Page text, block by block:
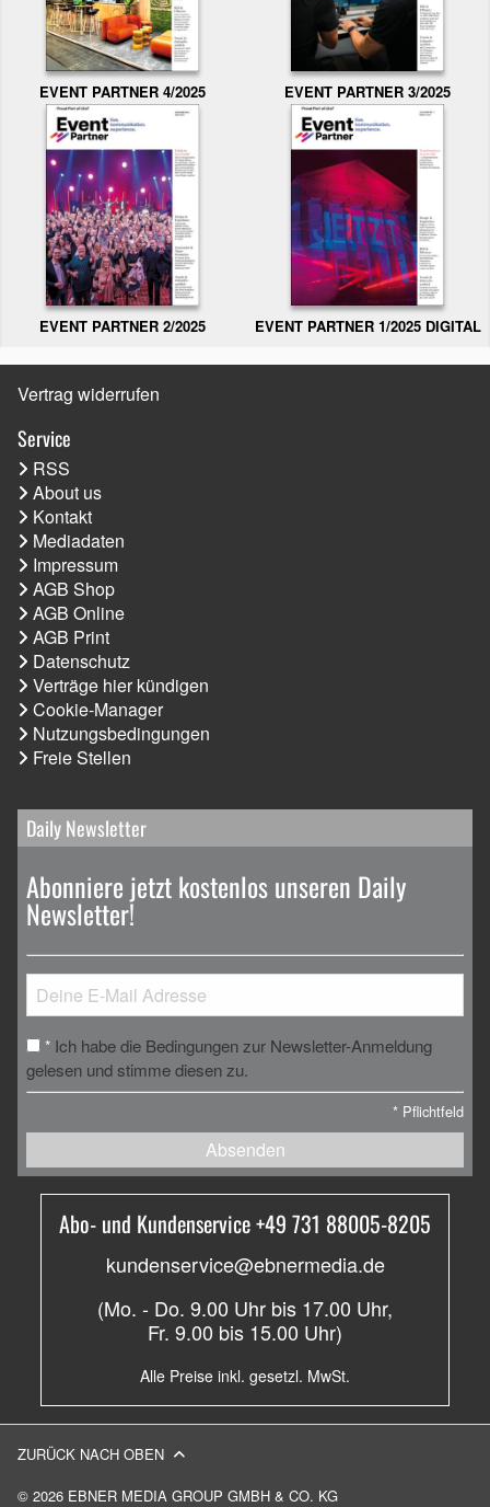
EVENT PARTNER 4/2025 EVENT PARTNER 3/2025
EVENT PARTNER 2/2025 EVENT PARTNER 1/2025 DIGITAL
Vertrag widerrufen
Service
RSS
About us
Kontakt
Mediadaten
Impressum
AGB Shop
AGB Online
AGB Print
Datenschutz
Verträge hier kündigen
Cookie-Manager
Nutzungsbedingungen
Freie Stellen
Daily Newsletter
Abonniere jetzt kostenlos unseren Daily
Newsletter!
* Ich habe die Bedingungen zur Newsletter-Anmeldung
gelesen und stimme diesen zu.
* Pflichtfeld
Absenden
Abo- und Kundenservice +49 731 88005-8205
kundenservice@ebnermedia.de
(Mo. - Do. 9.00 Uhr bis 17.00 Uhr,
Fr. 9.00 bis 15.00 Uhr)
Alle Preise inkl. gesetzl. MwSt.
© 2026 EBNER MEDIA GROUP GMBH & CO. KG
ZURÜCK NACH OBEN